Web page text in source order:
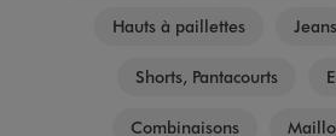
Hauts à paillettes Jeans
Shorts, Pantacourts
Combinaisons